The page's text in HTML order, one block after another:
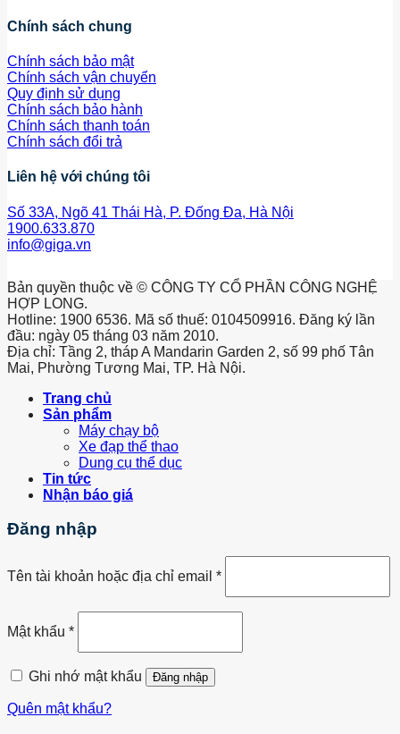
Chính sách chung
Chính sách bảo mật
Chính sách vận chuyển
Quy định sử dụng
Chính sách bảo hành
Chính sách thanh toán
Chính sách đổi trả
Liên hệ với chúng tôi
Số 33A, Ngõ 41 Thái Hà, P. Đống Đa, Hà Nội
1900.633.870
info@giga.vn
Bản quyền thuộc về © CÔNG TY CỔ PHẦN CÔNG NGHỆ
HỢP LONG.
Hotline: 1900 6536. Mã số thuế: 0104509916. Đăng ký lần
đầu: ngày 05 tháng 03 năm 2010.
Địa chỉ: Tầng 2, tháp A Mandarin Garden 2, số 99 phố Tân
Mai, Phường Tương Mai, TP. Hà Nội.
Trang chủ
Sản phẩm
Máy chạy bộ
Xe đạp thể thao
Dung cụ thể dục
Tin tức
Nhận báo giá
Đăng nhập
Tên tài khoản hoặc địa chỉ email *
Mật khẩu *
Ghi nhớ mật khẩu Đăng nhập
Quên mật khẩu?